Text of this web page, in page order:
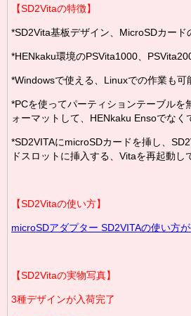
【SD2Vitaの特徴】
*SD2Vita基板デザイン、MicroSDカード
*HENkaku環境のPSVita1000、 PSVita
*Windowsで使える、Linuxでの作業も可
*PCを使ってパーティションテーブルを
ォーマットして、HENkaku Ensoでなく
*SD2VITAにmicroSDカードを挿し、
ドスロットに挿入する、Vitaを再起動し
【SD2Vitaの使い方】
microSDアダプター SD2VITAの使い方
【SD2Vitaの実物写真】
3種デザインが入荷完了